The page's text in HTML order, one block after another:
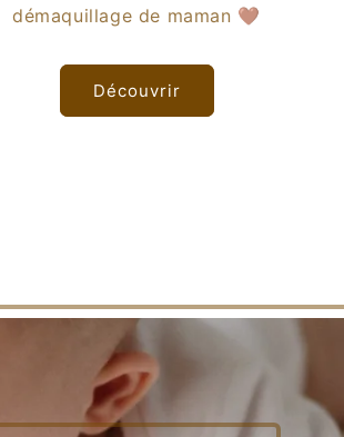
démaquillage de maman 🤎
Découvrir